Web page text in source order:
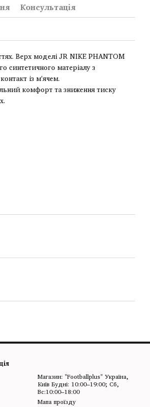
Консультація
Верх моделі JR NIKE PHANTOM
синтетичного матеріалу з
із м'ячем.
комфорт та зниження тиску
Магазин: "Footballplus" Україна,
Київ Будні: 10:00–19:00; Сб,
Вс:10:00–18:00
Мапа проїзду